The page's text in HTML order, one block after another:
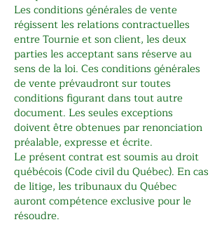
Les conditions générales de vente
régissent les relations contractuelles
entre Tournie et son client, les deux
parties les acceptant sans réserve au
sens de la loi. Ces conditions générales
de vente prévaudront sur toutes
conditions figurant dans tout autre
document. Les seules exceptions
doivent être obtenues par renonciation
préalable, expresse et écrite.
Le présent contrat est soumis au droit
québécois (Code civil du Québec). En cas
de litige, les tribunaux du Québec
auront compétence exclusive pour le
résoudre.